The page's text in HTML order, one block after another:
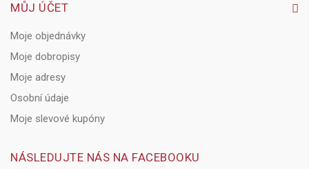
MŮJ ÚČET
Moje objednávky
Moje dobropisy
Moje adresy
Osobní údaje
Moje slevové kupóny
NÁSLEDUJTE NÁS NA FACEBOOKU